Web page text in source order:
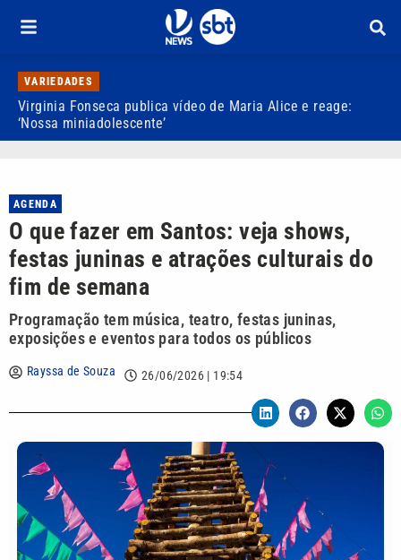
VARIEDADES
Virginia Fonseca publica vídeo de Maria Alice e reage:
‘Nossa miniadolescente’
AGENDA
O que fazer em Santos: veja shows,
festas juninas e atrações culturais do
fim de semana
Programação tem música, teatro, festas juninas,
exposições e eventos para todos os públicos
Rayssa de Souza 26/06/2026 | 19:54